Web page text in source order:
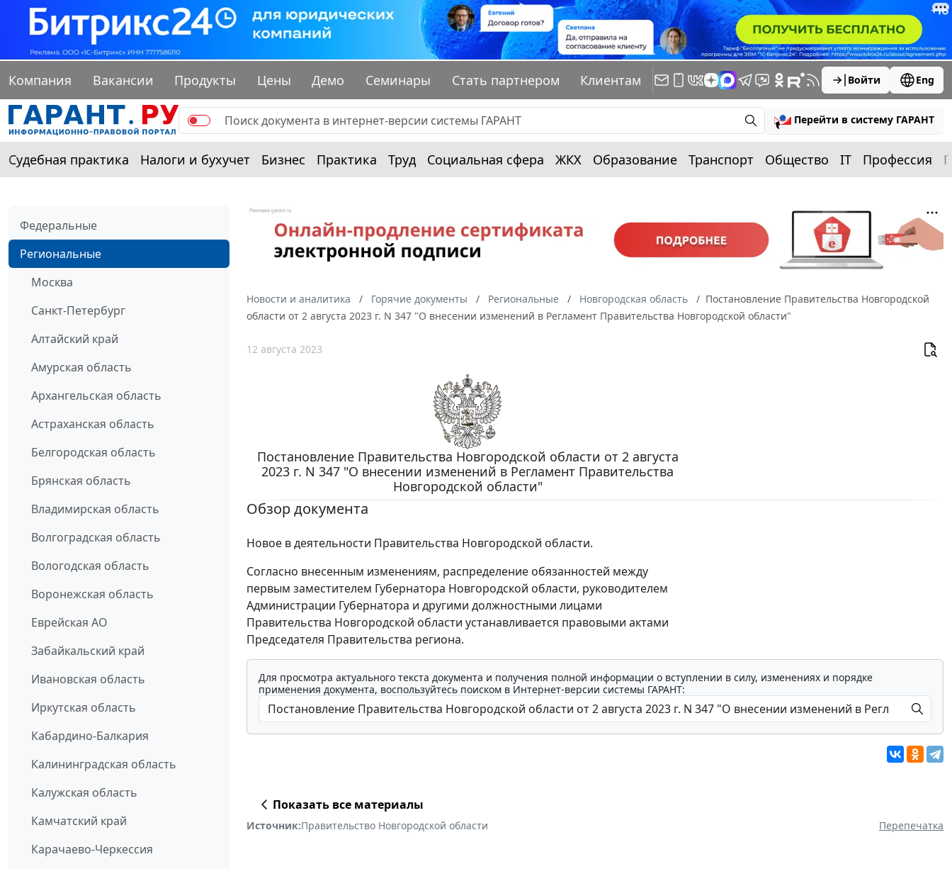
Компания Вакансии Продукты Цены Демо Семинары Стать партнером Клиентам Войти Eng
Перейти в систему ГАРАНТ
Судебная практика Налоги и бухучет Бизнес Практика Труд Социальная сфера ЖКХ Образование Транспорт Общество IT Профессия
Федеральные
Региональные
Москва
Санкт-Петербург
Алтайский край
Амурская область
Архангельская область
Астраханская область
Белгородская область
Брянская область
Владимирская область
Волгоградская область
Вологодская область
Воронежская область
Еврейская АО
Забайкальский край
Ивановская область
Иркутская область
Кабардино-Балкария
Калининградская область
Калужская область
Камчатский край
Карачаево-Черкессия
Новости и аналитика Горячие документы Региональные Новгородская область
Постановление Правительства Новгородской
области от 2 августа 2023 г. N 347 "О внесении изменений в Регламент Правительства Новгородской области"
12 августа 2023
Постановление Правительства Новгородской области от 2 августа
2023 г. N 347 "О внесении изменений в Регламент Правительства
Новгородской области"
Обзор документа
Новое в деятельности Правительства Новгородской области.
Согласно внесенным изменениям, распределение обязанностей между
первым заместителем Губернатора Новгородской области, руководителем
Администрации Губернатора и другими должностными лицами
Правительства Новгородской области устанавливается правовыми актами
Председателя Правительства региона.
Для просмотра актуального текста документа и получения полной информации о вступлении в силу, изменениях и порядке
применения документа, воспользуйтесь поиском в Интернет-версии системы ГАРАНТ:
Показать все материалы
Источник:Правительство Новгородской области Перепечатка